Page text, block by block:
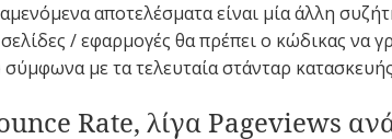
αποτελέσματα είναι μία άλλη
/ εφαρμογές θα πρέπει ο κώδικας να
με τα τελευταία στάνταρ
Rate, λίγα Pageviews